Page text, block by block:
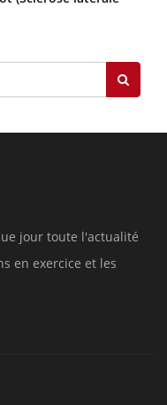
jour toute l'actualité
en exercice et les